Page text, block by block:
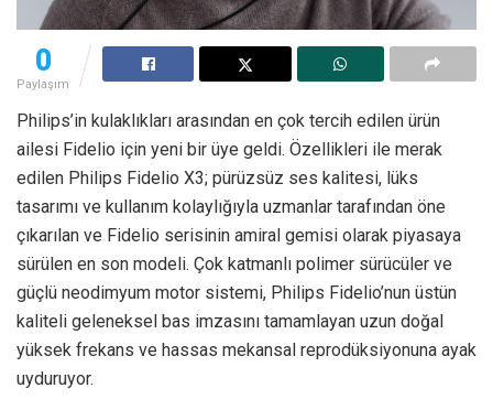
0
Paylaşım
Philips’in kulaklıkları arasından en çok tercih edilen ürün
ailesi Fidelio için yeni bir üye geldi. Özellikleri ile merak
edilen Philips Fidelio X3; pürüzsüz ses kalitesi, lüks
tasarımı ve kullanım kolaylığıyla uzmanlar tarafından öne
çıkarılan ve Fidelio serisinin amiral gemisi olarak piyasaya
sürülen en son modeli. Çok katmanlı polimer sürücüler ve
güçlü neodimyum motor sistemi, Philips Fidelio’nun üstün
kaliteli geleneksel bas imzasını tamamlayan uzun doğal
yüksek frekans ve hassas mekansal reprodüksiyonuna ayak
uyduruyor.